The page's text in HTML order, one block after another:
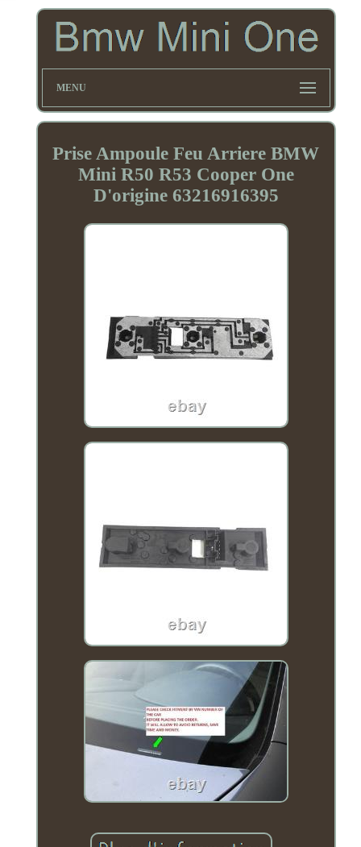
MENU
Prise Ampoule Feu Arriere BMW
Mini R50 R53 Cooper One
D'origine 63216916395